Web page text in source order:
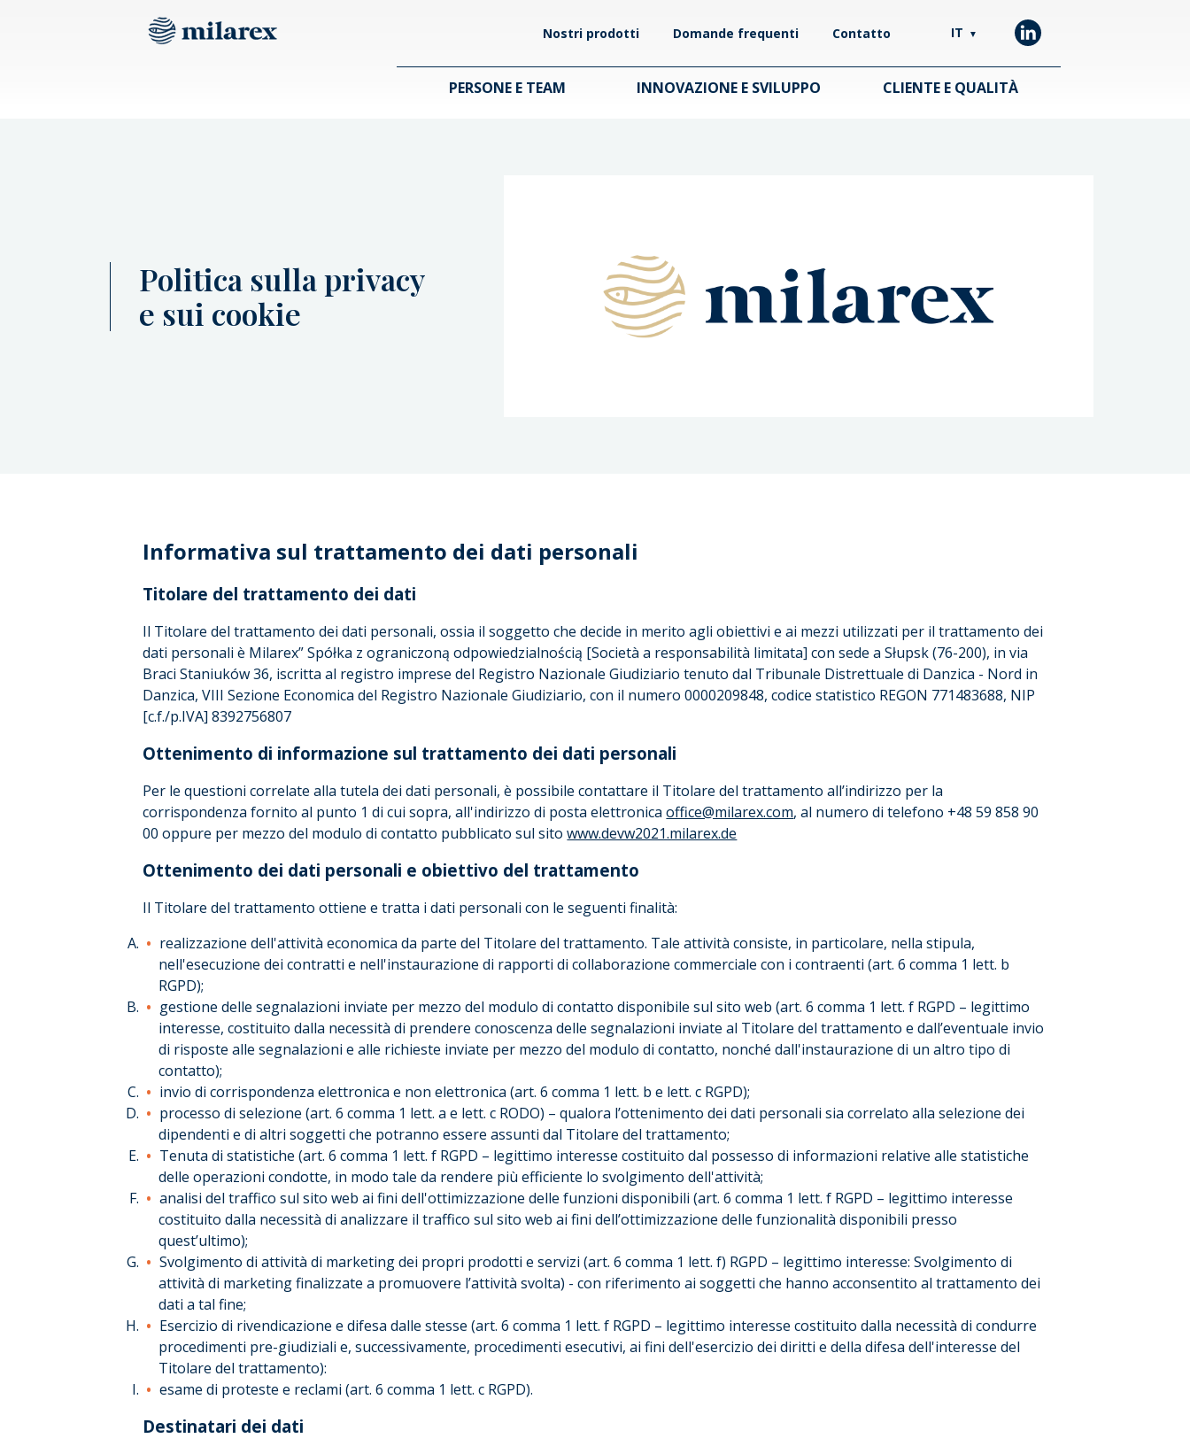
Nostri prodotti Domande frequenti Contatto IT ▼
PERSONE E TEAM INNOVAZIONE E SVILUPPO CLIENTE E QUALITÀ
Politica sulla privacy
e sui cookie
Informativa sul trattamento dei dati personali
Titolare del trattamento dei dati
Il Titolare del trattamento dei dati personali, ossia il soggetto che decide in merito agli obiettivi e ai mezzi utilizzati per il trattamento dei
dati personali è Milarex” Spółka z ograniczoną odpowiedzialnością [Società a responsabilità limitata] con sede a Słupsk (76-200), in via
Braci Staniuków 36, iscritta al registro imprese del Registro Nazionale Giudiziario tenuto dal Tribunale Distrettuale di Danzica - Nord in
Danzica, VIII Sezione Economica del Registro Nazionale Giudiziario, con il numero 0000209848, codice statistico REGON 771483688, NIP
[c.f./p.IVA] 8392756807
Ottenimento di informazione sul trattamento dei dati personali
Per le questioni correlate alla tutela dei dati personali, è possibile contattare il Titolare del trattamento all’indirizzo per la
corrispondenza fornito al punto 1 di cui sopra, all'indirizzo di posta elettronicaoffice@milarex.com, al numero di telefono +48 59 858 90
00 oppure per mezzo del modulo di contatto pubblicato sul sitowww.devw2021.milarex.de
Ottenimento dei dati personali e obiettivo del trattamento
Il Titolare del trattamento ottiene e tratta i dati personali con le seguenti finalità:
realizzazione dell'attività economica da parte del Titolare del trattamento. Tale attività consiste, in particolare, nella stipula,
nell'esecuzione dei contratti e nell'instaurazione di rapporti di collaborazione commerciale con i contraenti (art. 6 comma 1 lett. b
RGPD);
gestione delle segnalazioni inviate per mezzo del modulo di contatto disponibile sul sito web (art. 6 comma 1 lett. f RGPD – legittimo
interesse, costituito dalla necessità di prendere conoscenza delle segnalazioni inviate al Titolare del trattamento e dall’eventuale invio
di risposte alle segnalazioni e alle richieste inviate per mezzo del modulo di contatto, nonché dall'instaurazione di un altro tipo di
contatto);
invio di corrispondenza elettronica e non elettronica (art. 6 comma 1 lett. b e lett. c RGPD);
processo di selezione (art. 6 comma 1 lett. a e lett. c RODO) – qualora l’ottenimento dei dati personali sia correlato alla selezione dei
dipendenti e di altri soggetti che potranno essere assunti dal Titolare del trattamento;
Tenuta di statistiche (art. 6 comma 1 lett. f RGPD – legittimo interesse costituito dal possesso di informazioni relative alle statistiche
delle operazioni condotte, in modo tale da rendere più efficiente lo svolgimento dell'attività;
analisi del traffico sul sito web ai fini dell'ottimizzazione delle funzioni disponibili (art. 6 comma 1 lett. f RGPD – legittimo interesse
costituito dalla necessità di analizzare il traffico sul sito web ai fini dell’ottimizzazione delle funzionalità disponibili presso
quest’ultimo);
Svolgimento di attività di marketing dei propri prodotti e servizi (art. 6 comma 1 lett. f) RGPD – legittimo interesse: Svolgimento di
attività di marketing finalizzate a promuovere l’attività svolta) - con riferimento ai soggetti che hanno acconsentito al trattamento dei
dati a tal fine;
Esercizio di rivendicazione e difesa dalle stesse (art. 6 comma 1 lett. f RGPD – legittimo interesse costituito dalla necessità di condurre
procedimenti pre-giudiziali e, successivamente, procedimenti esecutivi, ai fini dell'esercizio dei diritti e della difesa dell'interesse del
Titolare del trattamento):
esame di proteste e reclami (art. 6 comma 1 lett. c RGPD).
Destinatari dei dati